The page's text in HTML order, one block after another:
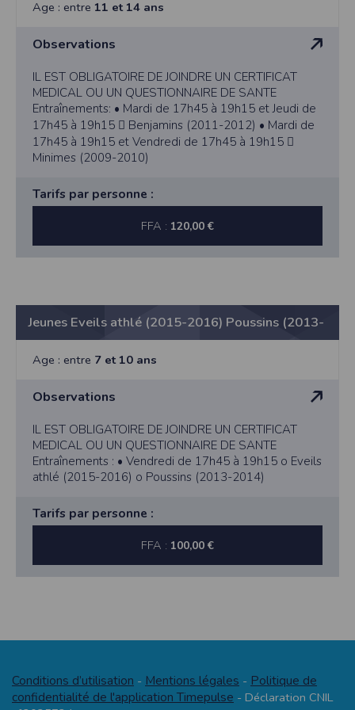
2010)
Age : entre 11 et 14 ans
Observations
IL EST OBLIGATOIRE DE JOINDRE UN CERTIFICAT
MEDICAL OU UN QUESTIONNAIRE DE SANTE
Entraînements: • Mardi de 17h45 à 19h15 et Jeudi de
17h45 à 19h15  Benjamins (2011-2012) • Mardi de
17h45 à 19h15 et Vendredi de 17h45 à 19h15 
Minimes (2009-2010)
Tarifs par personne :
FFA : 120,00 €
Jeunes Eveils athlé (2015-2016) Poussins (2013-
2014)
Age : entre 7 et 10 ans
Observations
IL EST OBLIGATOIRE DE JOINDRE UN CERTIFICAT
MEDICAL OU UN QUESTIONNAIRE DE SANTE
Entraînements : • Vendredi de 17h45 à 19h15 o Eveils
athlé (2015-2016) o Poussins (2013-2014)
Tarifs par personne :
FFA : 100,00 €
Conditions d’utilisation - Mentions légales - Politique de
confidentialité de l'application Timepulse - Déclaration CNIL
des informations à partir des photos que vous partagez.
Aucun paiement n'étant effectué dans l'application, aucune information sur
vos cartes de crédit ou de débit ne sera collectée.
Traduction in English :
This app requires camera permissions if the user is interested in uploading a
photo to the gallery. We collect information from the photos you share. This app
does not require information from your contacts.
No payment is made within the app, so no information about your credit or
debit cards will be collected.